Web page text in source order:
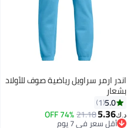
اندر ارمر سراويل رياضية صوف للأولاد
بشعار
5.0
1
د.ك‏5.36
21.18
74% OFF
أقل سعر في 7 يوم